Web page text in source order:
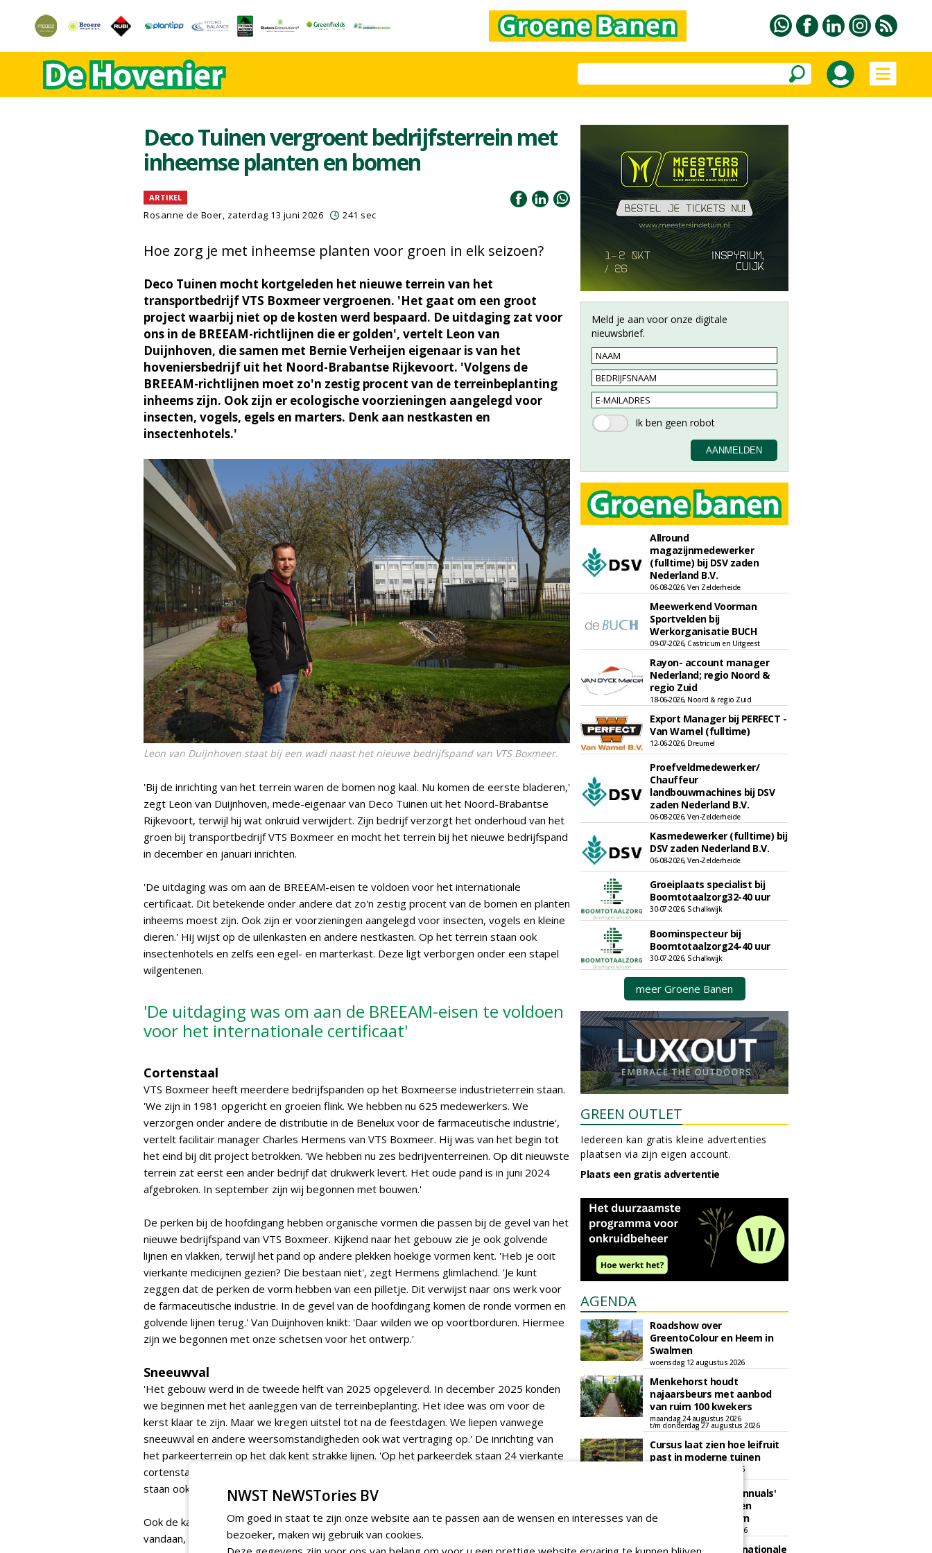
Deco Tuinen vergroent bedrijfsterrein met
inheemse planten en bomen
ARTIKEL
Rosanne de Boer, zaterdag 13 juni 2026 241 sec
Hoe zorg je met inheemse planten voor groen in elk seizoen?
Deco Tuinen mocht kortgeleden het nieuwe terrein van het
transportbedrijf VTS Boxmeer vergroenen. 'Het gaat om een groot
project waarbij niet op de kosten werd bespaard. De uitdaging zat voor
ons in de BREEAM-richtlijnen die er golden', vertelt Leon van
Duijnhoven, die samen met Bernie Verheijen eigenaar is van het
hoveniersbedrijf uit het Noord-Brabantse Rijkevoort. 'Volgens de
BREEAM-richtlijnen moet zo'n zestig procent van de terreinbeplanting
inheems zijn. Ook zijn er ecologische voorzieningen aangelegd voor
insecten, vogels, egels en marters. Denk aan nestkasten en
insectenhotels.'
Leon van Duijnhoven staat bij een wadi naast het nieuwe bedrijfspand van VTS Boxmeer.
'Bij de inrichting van het terrein waren de bomen nog kaal. Nu komen de eerste bladeren,'
zegt Leon van Duijnhoven, mede-eigenaar van Deco Tuinen uit het Noord-Brabantse
Rijkevoort, terwijl hij wat onkruid verwijdert. Zijn bedrijf verzorgt het onderhoud van het
groen bij transportbedrijf VTS Boxmeer en mocht het terrein bij het nieuwe bedrijfspand
in december en januari inrichten.
'De uitdaging was om aan de BREEAM-eisen te voldoen voor het internationale
certificaat. Dit betekende onder andere dat zo'n zestig procent van de bomen en planten
inheems moest zijn. Ook zijn er voorzieningen aangelegd voor insecten, vogels en kleine
dieren.' Hij wijst op de uilenkasten en andere nestkasten. Op het terrein staan ook
insectenhotels en zelfs een egel- en marterkast. Deze ligt verborgen onder een stapel
wilgentenen.
'De uitdaging was om aan de BREEAM-eisen te voldoen
voor het internationale certificaat'
Cortenstaal
VTS Boxmeer heeft meerdere bedrijfspanden op het Boxmeerse industrieterrein staan.
'We zijn in 1981 opgericht en groeien flink. We hebben nu 625 medewerkers. We
verzorgen onder andere de distributie in de Benelux voor de farmaceutische industrie',
vertelt facilitair manager Charles Hermens van VTS Boxmeer. Hij was van het begin tot
het eind bij dit project betrokken. 'We hebben nu zes bedrijventerreinen. Op dit nieuwste
terrein zat eerst een ander bedrijf dat drukwerk levert. Het oude pand is in juni 2024
afgebroken. In september zijn wij begonnen met bouwen.'
De perken bij de hoofdingang hebben organische vormen die passen bij de gevel van het
nieuwe bedrijfspand van VTS Boxmeer. Kijkend naar het gebouw zie je ook golvende
lijnen en vlakken, terwijl het pand op andere plekken hoekige vormen kent. 'Heb je ooit
vierkante medicijnen gezien? Die bestaan niet', zegt Hermens glimlachend. 'Je kunt
zeggen dat de perken de vorm hebben van een pilletje. Dit verwijst naar ons werk voor
de farmaceutische industrie. In de gevel van de hoofdingang komen de ronde vormen en
golvende lijnen terug.' Van Duijnhoven knikt: 'Daar wilden we op voortborduren. Hiermee
zijn we begonnen met onze schetsen voor het ontwerp.'
Sneeuwval
'Het gebouw werd in de tweede helft van 2025 opgeleverd. In december 2025 konden
we beginnen met het aanleggen van de terreinbeplanting. Het idee was om voor de
kerst klaar te zijn. Maar we kregen uitstel tot na de feestdagen. We liepen vanwege
sneeuwval en andere weersomstandigheden ook wat vertraging op.' De inrichting van
het parkeerterrein op het dak kent strakke lijnen. 'Op het parkeerdek staan 24 vierkante
cortenstalen plantenbakken van
staan ook plantenbakken van Adezz.
Ook de kantopsluitingen en keerwanden van cortenstaal komen bij dit Udense bedrijf
vandaan, waar we graag zaken mee doen. We kennen Adezz al lang en hun producten
Meld je aan voor onze digitale
nieuwsbrief.
Allround
magazijnmedewerker
(fulltime) bij DSV zaden
Nederland B.V.
06-08-2026, Ven Zelderheide
Meewerkend Voorman
Sportvelden bij
Werkorganisatie BUCH
09-07-2026, Castricum en Uitgeest
Rayon- account manager
Nederland; regio Noord &
regio Zuid
18-06-2026, Noord & regio Zuid
Export Manager bij PERFECT -
Van Wamel (fulltime)
12-06-2026, Dreumel
Proefveldmedewerker/
Chauffeur
landbouwmachines bij DSV
zaden Nederland B.V.
06-08-2026, Ven-Zelderheide
Kasmedewerker (fulltime) bij
DSV zaden Nederland B.V.
06-08-2026, Ven-Zelderheide
Groeiplaats specialist bij
Boomtotaalzorg32-40 uur
30-07-2026, Schalkwijk
Boominspecteur bij
Boomtotaalzorg24-40 uur
30-07-2026, Schalkwijk
meer Groene Banen
GREEN OUTLET
Iedereen kan gratis kleine advertenties
plaatsen via zijn eigen account.
Plaats een gratis advertentie
AGENDA
Roadshow over
GreentoColour en Heem in
Swalmen
woensdag 12 augustus 2026
Menkehorst houdt
najaarsbeurs met aanbod
van ruim 100 kwekers
maandag 24 augustus 2026
t/m donderdag 27 augustus 2026
Cursus laat zien hoe leifruit
past in moderne tuinen
woensdag 26 augustus 2026
Vakdag 'All About Annuals'
zet eenjarige planten
centraal in Appeltern
donderdag 27 augustus 2026
GaLaBau 2026: internationale
NWST NeWSTories BV
Om goed in staat te zijn onze website aan te passen aan de wensen en interesses van de
bezoeker, maken wij gebruik van cookies.